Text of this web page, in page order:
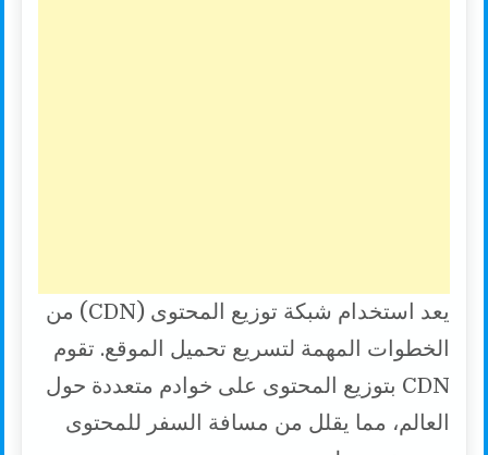
يعد استخدام شبكة توزيع المحتوى (CDN) من
الخطوات المهمة لتسريع تحميل الموقع. تقوم
CDN بتوزيع المحتوى على خوادم متعددة حول
العالم، مما يقلل من مسافة السفر للمحتوى